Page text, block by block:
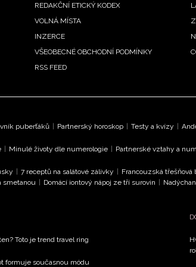
REDAKČNÍ ETICKÝ KODEX
VOLNÁ MÍSTA
INZERCE
VŠEOBECNÉ OBCHODNÍ PODMÍNKY
RSS FEED
puberťáků | Partnerský horoskop | Testy a kvízy |
| Minulé životy dle numerologie | Partnerské vztahy a
| 7 receptů na salátové zálivky | Francouzská třešňová
smetanou | Domácí iontový nápoj ze tří surovin |
Toto je trend travel ring
formuje současnou módu